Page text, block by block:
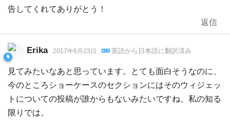
告してくれてありがとう！
返信
Erika 2017年6月23日 英語から 日本語に翻訳済み
見てみたいなあと思っています。とても面白そうなのに、
今のところショーケースのセクションにはそのウィジェッ
トについての投稿が誰からもないみたいですね、私の知る
限りでは。